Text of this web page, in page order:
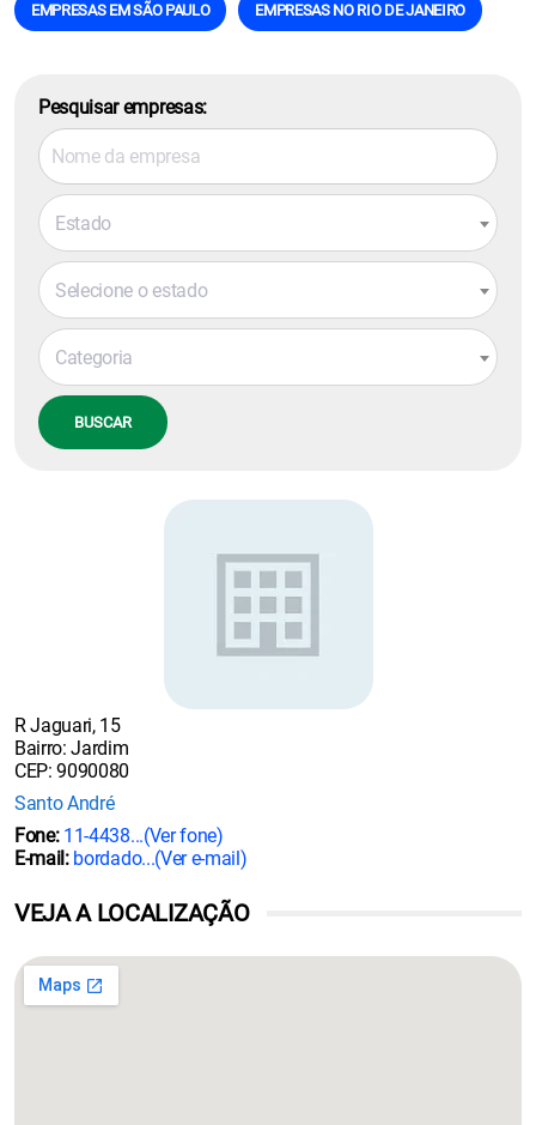
EMPRESAS EM SÃO PAULO EMPRESAS NO RIO DE JANEIRO
Pesquisar empresas:
Estado
Selecione o estado
Categoria
BUSCAR
R Jaguari, 15
Bairro: Jardim
CEP: 9090080
Santo André
Fone: 11-4438...(Ver fone)
E-mail: bordado...(Ver e-mail)
VEJA A LOCALIZAÇÃO